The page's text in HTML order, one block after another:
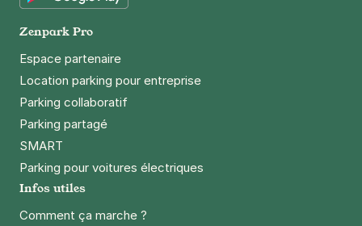
Zenpark Pro
Espace partenaire
Location parking pour entreprise
Parking collaboratif
Parking partagé
SMART
Parking pour voitures électriques
Infos utiles
Comment ça marche ?